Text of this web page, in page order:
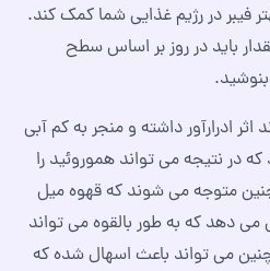
فیبر در رژیم غذایی شما کمک کند.
باید در روز بر اساس سطح
ادرارآور داشته و منجر به کم‌ آبی
در نتیجه می‌ تواند هموروئید را
متوجه می شوند که قهوه میل
می دهد که به طور بالقوه می تواند
می تواند باعث اسهال شده که